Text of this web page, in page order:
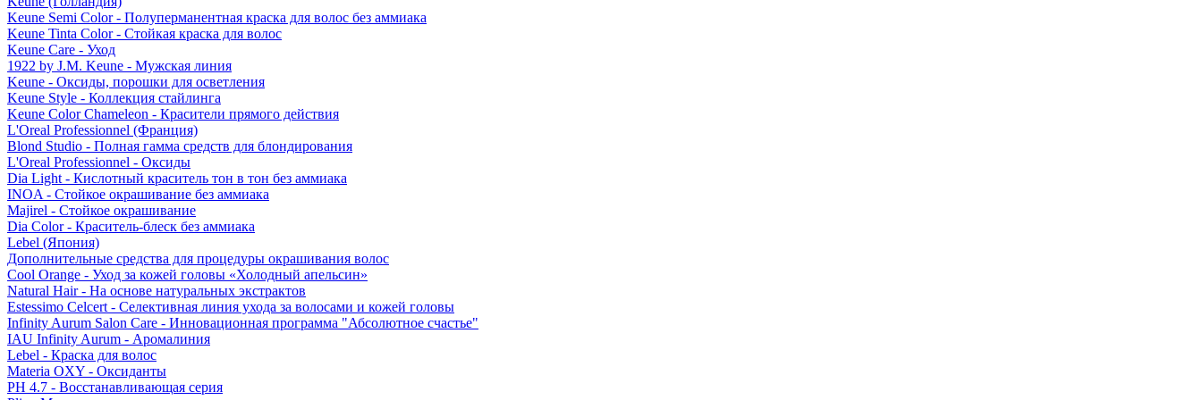
Keune Semi Color - Полуперманентная краска для волос без аммиака
Keune Tinta Color - Стойкая краска для волос
Keune Care - Уход
1922 by J.M. Keune - Мужская линия
Keune - Оксиды, порошки для осветления
Keune Style - Коллекция стайлинга
Keune Color Chameleon - Красители прямого действия
L'Oreal Professionnel (Франция)
Blond Studio - Полная гамма средств для блондирования
L'Oreal Professionnel - Оксиды
Dia Light - Кислотный краситель тон в тон без аммиака
INOA - Стойкое окрашивание без аммиака
Majirel - Стойкое окрашивание
Dia Color - Краситель-блеск без аммиака
Lebel (Япония)
Дополнительные средства для процедуры окрашивания волос
Cool Orange - Уход за кожей головы «Холодный апельсин»
Natural Hair - На основе натуральных экстрактов
Estessimo Celcert - Селективная линия ухода за волосами и кожей головы
Infinity Aurum Salon Care - Инновационная программа "Абсолютное счастье"
IAU Infinity Aurum - Аромалиния
Lebel - Краска для волос
Materia OXY - Оксиданты
PH 4.7 - Восстанавливающая серия